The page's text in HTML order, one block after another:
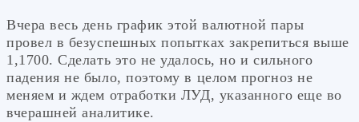
Вчера весь день график этой валютной пары
провел в безуспешных попытках закрепиться выше
1,1700. Сделать это не удалось, но и сильного
падения не было, поэтому в целом прогноз не
меняем и ждем отработки ЛУД, указанного еще во
вчерашней аналитике.